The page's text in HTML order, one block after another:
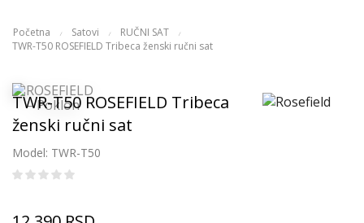
Početna / Satovi / RUČNI SAT /
TWR-T50 ROSEFIELD Tribeca ženski ručni sat
TWR-T50 ROSEFIELD Tribeca
ženski ručni sat
Model: TWR-T50